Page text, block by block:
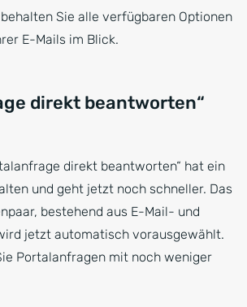
Sie alle verfügbaren Optionen
E-Mails im Blick.
direkt beantworten“
direkt beantworten“ hat ein
und geht jetzt noch schneller. Das
bestehend aus E-Mail- und
jetzt automatisch vorausgewählt.
Portalanfragen mit noch weniger